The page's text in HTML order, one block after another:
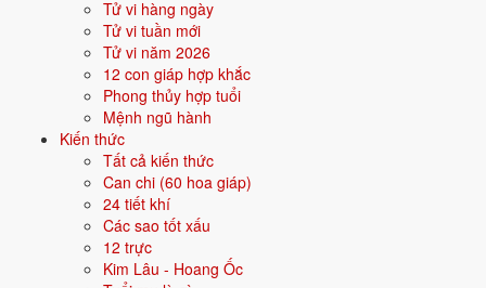
Tử vi hàng ngày
Tử vi tuần mới
Tử vi năm 2026
12 con giáp hợp khắc
Phong thủy hợp tuổi
Mệnh ngũ hành
Kiến thức
Tất cả kiến thức
Can chi (60 hoa giáp)
24 tiết khí
Các sao tốt xấu
12 trực
Kim Lâu - Hoang Ốc
Đặt tên cho người sinh năm 1952 mệnh Thủy
Khi đặt tên cho người sinh năm
bộ chữ Hán thuộc hành bản mệnh hoặc hành tương sinh; tránh bộ chữ
thuộc hành tương khắc. Dưới đây là gợi ý cho
👧 Nữ
Gợi ý tên đẹp cho Nam mệnh Thủy:
Giang Long Quang Hải
Sinh năm 1952 hợp gì - kỵ gì